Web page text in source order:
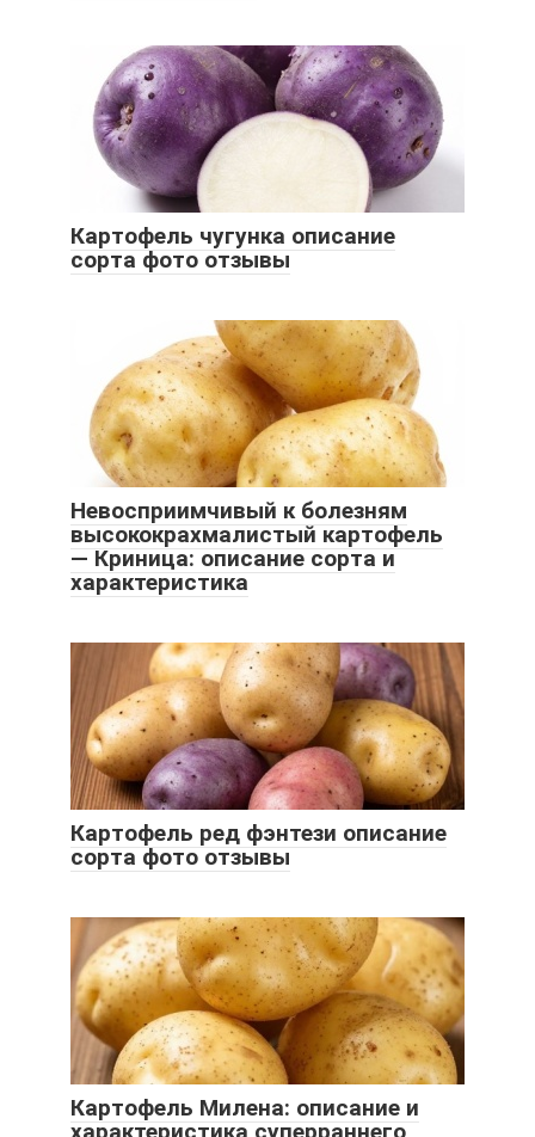
Картофель чугунка описание
сорта фото отзывы
Невосприимчивый к болезням
высококрахмалистый картофель
— Криница: описание сорта и
характеристика
Картофель ред фэнтези описание
сорта фото отзывы
Картофель Милена: описание и
характеристика суперраннего